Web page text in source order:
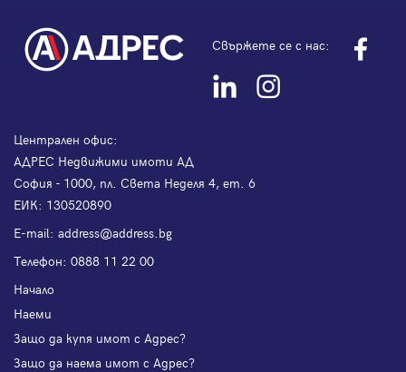
Свържете се с нас:
Централен офис:
АДРЕС Недвижими имоти АД
София - 1000, пл. Света Неделя 4, ет. 6
ЕИК: 130520890
Е-mail: address@address.bg
Телефон: 0888 11 22 00
Начало
Наеми
Защо да купя имот с Адрес?
Защо да наема имот с Адрес?